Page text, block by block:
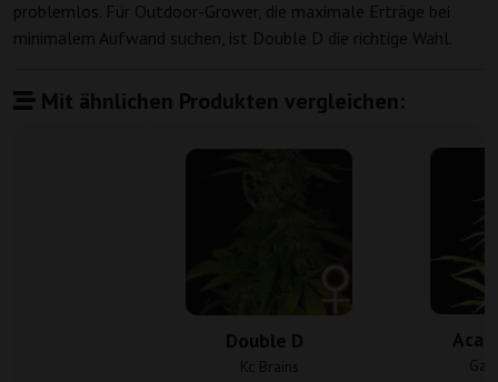
problemlos. Für Outdoor-Grower, die maximale Erträge bei
minimalem Aufwand suchen, ist Double D die richtige Wahl.
Mit ähnlichen Produkten vergleichen:
Double D
Kc Brains